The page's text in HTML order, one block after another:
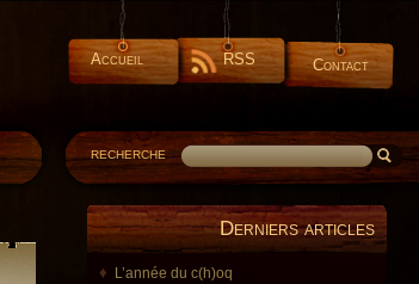
Accueil RSS Contact
RECHERCHE
Derniers articles
L’année du c(h)oq